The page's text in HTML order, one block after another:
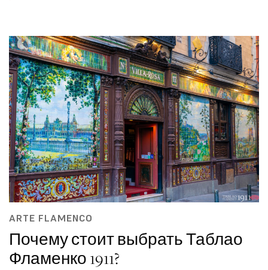
ARTE FLAMENCO
Почему стоит выбрать Таблао
Фламенко 1911?